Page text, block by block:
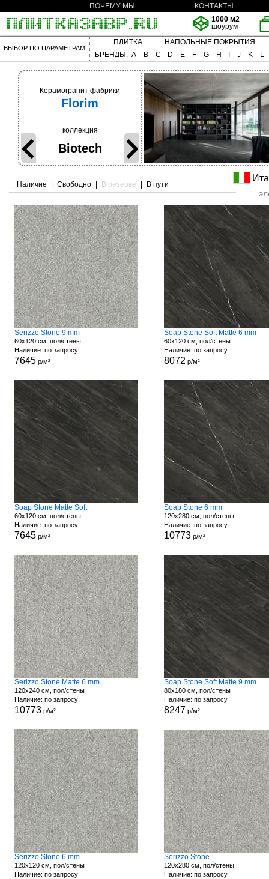
ПОЧЕМУ МЫ
КОНТАКТЫ
1000 м2
шоурум
ВЫБОР ПО ПАРАМЕТРАМ
ПЛИТКА
НАПОЛЬНЫЕ ПОКРЫТИЯ
БРЕНДЫ: A B C D E F G H J K L
Керамогранит фабрики
Florim
коллекция
Biotech
Наличие | Свободно | В резерве | В пути
Serizzo Stone 9 mm
60x120 см, пол/стены
Наличие: по запросу
7645р/м²
Soap Stone Soft Matte 6 mm
60x120 см, пол/стены
Наличие: по запросу
8072 р/м²
Soap Stone Matte Soft
60x120 см, пол/стены
Наличие: по запросу
7645р/м²
Soap Stone 6 mm
120x280 см, пол/стены
Наличие: по запросу
10773р/м²
Serizzo Stone Matte 6 mm
120x240 см, пол/стены
Наличие: по запросу
10773р/м²
Soap Stone Soft Matte 9 mm
80x180 см, пол/стены
Наличие: по запросу
8247 р/м²
Serizzo Stone 6 mm
120x120 см, пол/стены
Наличие: по запросу
Serizzo Stone
120x280 см, пол/стены
Наличие: по запросу